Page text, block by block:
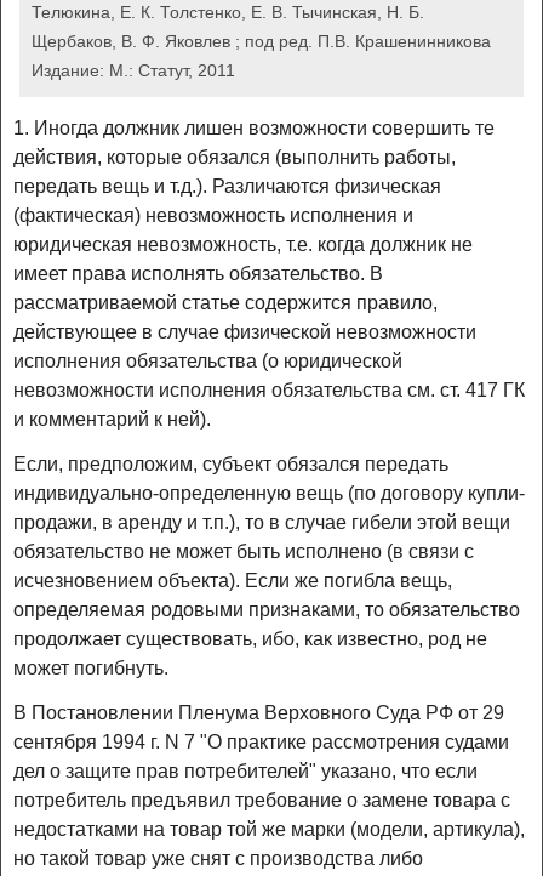
Телюкина, Е. К. Толстенко, Е. В. Тычинская, Н. Б.
Щербаков, В. Ф. Яковлев ; под ред. П.В. Крашенинникова
Издание: М.: Статут, 2011
1. Иногда должник лишен возможности совершить те
действия, которые обязался (выполнить работы,
передать вещь и т.д.). Различаются физическая
(фактическая) невозможность исполнения и
юридическая невозможность, т.е. когда должник не
имеет права исполнять обязательство. В
рассматриваемой статье содержится правило,
действующее в случае физической невозможности
исполнения обязательства (о юридической
невозможности исполнения обязательства см. ст. 417 ГК
и комментарий к ней).
Если, предположим, субъект обязался передать
индивидуально-определенную вещь (по договору купли-
продажи, в аренду и т.п.), то в случае гибели этой вещи
обязательство не может быть исполнено (в связи с
исчезновением объекта). Если же погибла вещь,
определяемая родовыми признаками, то обязательство
продолжает существовать, ибо, как известно, род не
может погибнуть.
В Постановлении Пленума Верховного Суда РФ от 29
сентября 1994 г. N 7 "О практике рассмотрения судами
дел о защите прав потребителей" указано, что если
потребитель предъявил требование о замене товара с
недостатками на товар той же марки (модели, артикула),
но такой товар уже снят с производства либо